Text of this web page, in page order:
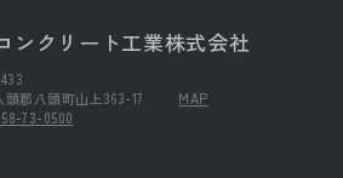
ンクリート工業株式会社
頭郡八頭町山上363-17
MAP
73-0500